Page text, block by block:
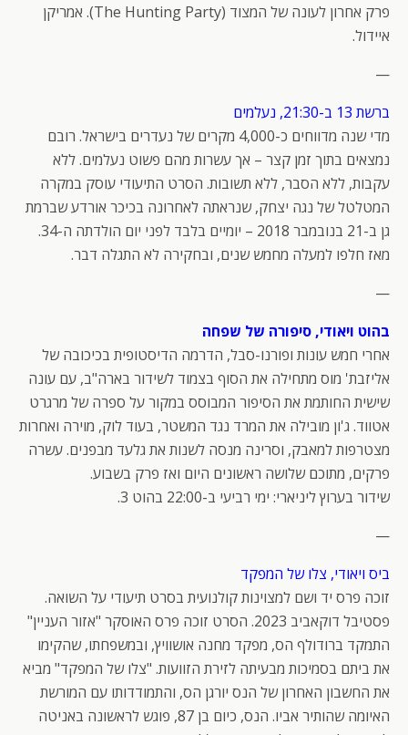
פרק אחרון לעונה של המצוד (The Hunting Party). אמריקן
איידול.
—
ברשת 13 ב-21:30, נעלמים
מדי שנה מדווחים כ-4,000 מקרים של נעדרים בישראל. רובם
נמצאים בתוך זמן קצר – אך עשרות מהם פשוט נעלמים. ללא
עקבות, ללא הסבר, ללא תשובות. הסרט התיעודי עוסק במקרה
המטלטל של נגה יצחק, שנראתה לאחרונה בכיכר אורדע שברמת
גן ב-21 בנובמבר 2018 – יומיים בלבד לפני יום הולדתה ה-34.
מאז חלפו למעלה מחמש שנים, ובחקירה לא התגלה דבר.
—
בהוט ויאודי, סיפורה של שפחה
אחרי חמש עונות ופורנו-סבל, הדרמה הדיסטופית בכיכובה של
אליזבת' מוס מתחילה את הסוף בצמוד לשידור בארה"ב, עם עונה
שישית החותמת את הסיפור המבוסס במקור על ספרה של מרגרט
אטווד. ג'ון מובילה את המרד נגד המשטר, בעוד לוק, מוירה ואחרות
מצטרפות למאבק, וסרינה מנסה לשנות את גלעד מבפנים. עשרה
פרקים, מתוכם שלושה ראשונים היום ואז פרק בשבוע.
שידור בערוץ ליניארי: ימי רביעי ב-22:00 בהוט 3.
—
ביס ויאודי, צלו של המפקד
זוכה פרס יד ושם למצוינות קולנועית בסרט תיעודי על השואה.
פסטיבל דוקאביב 2023. הסרט זוכה פרס האוסקר "אזור העניין"
התמקד ברודולף הס, מפקד מחנה אושוויץ, ובמשפחתו, שהקימו
את ביתם בסמיכות מבעיתה לזירת הזוועות. "צלו של המפקד" מביא
את החשבון האחרון של הנס יורגן הס, והתמודדותו עם המורשת
האיומה שהותיר אביו. הנס, כיום בן 87, פוגש לראשונה באניטה